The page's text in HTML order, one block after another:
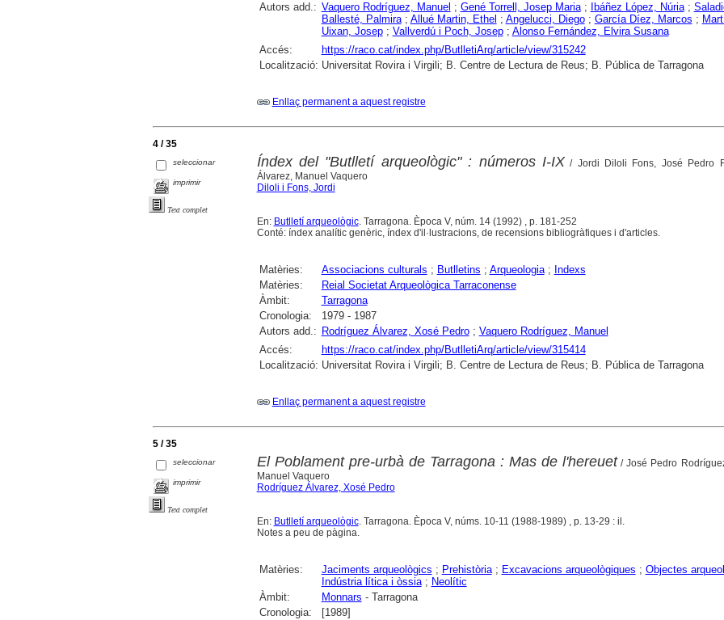
Autors add.: Vaquero Rodríguez, Manuel ; Gené Torrell, Josep Maria; Ibáñez López, Núria;
Ballesté, Palmira; Allué Martin, Ethel ; Angelucci, Diego; García Díez, Marcos ;
Uixan, Josep; Vallverdú i Poch, Josep; Alonso Fernández, Elvira Susana
Accés:
https://raco.cat/index.php/ButlletiArq/article/view/315242
Localització: Universitat Rovira i Virgili; B. Centre de Lectura de Reus; B. Pública de Tarragona
Enllaç permanent a aquest registre
4 / 35
seleccionar
imprimir
Text complet
Índex del "Butlletí arqueològic" : números I-IX / Jordi Diloli Fons, José Pedro
Álvarez, Manuel Vaquero
Diloli i Fons, Jordi
En: Butlletí arqueològic. Tarragona. Època V, núm. 14 (1992) , p. 181-252
Conté: índex analític genèric, índex d'il·lustracions, de recensions bibliogràfiques i d'articles.
Matèries: Associacions culturals ; Butlletins ; Arqueologia; Indexs
Matèries:
Reial Societat Arqueològica Tarraconense
Àmbit:
Tarragona
Cronologia:
1979 - 1987
Autors add.: Rodríguez Álvarez, Xosé Pedro; Vaquero Rodríguez, Manuel
Accés:
https://raco.cat/index.php/ButlletiArq/article/view/315414
Localització: Universitat Rovira i Virgili; B. Centre de Lectura de Reus; B. Pública de Tarragona
Enllaç permanent a aquest registre
5 / 35
seleccionar
imprimir
Text complet
El Poblament pre-urbà de Tarragona : Mas de l'hereuet / José Pedro
Manuel Vaquero
Rodríguez Álvarez, Xosé Pedro
En: Butlletí arqueològic. Tarragona. Època V, núms. 10-11 (1988-1989) , p. 13-29 : il.
Notes a peu de pàgina.
Matèries: Jaciments arqueològics ; Prehistòria; Excavacions arqueològiques ; Objectes
Indústria lítica i òssia; Neolític
Àmbit:
Monnars - Tarragona
Cronologia:
[1989]